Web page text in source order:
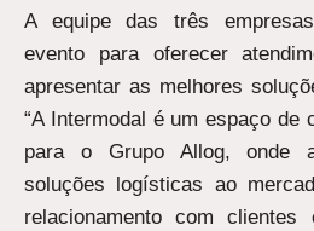
A equipe das três
evento para oferecer
apresentar as melhores
“A Intermodal é um espaço de
para o Grupo Allog, onde
soluções logísticas ao
relacionamento com